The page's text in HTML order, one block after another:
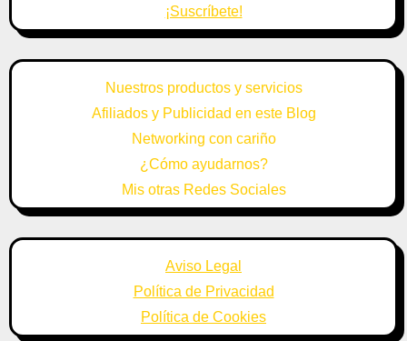
¡Suscríbete!
Nuestros productos y servicios
Afiliados y Publicidad en este Blog
Networking con cariño
¿Cómo ayudarnos?
Mis otras Redes Sociales
Aviso Legal
Política de Privacidad
Política de Cookies